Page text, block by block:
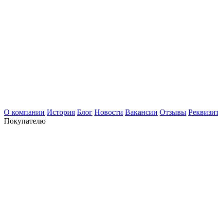
О компании История Блог Новости Вакансии Отзывы
Покупателю